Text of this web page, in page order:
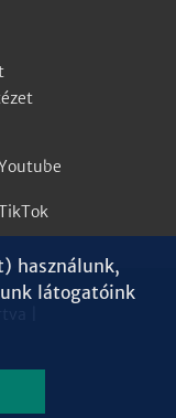
|
használunk,
látogatóink